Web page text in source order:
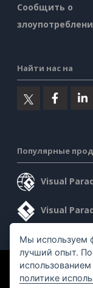
Сообщить о
Найти нас на
Популярные
Visual
Visual
©2026 by Visual
Мы используем
лучший опыт.
политике